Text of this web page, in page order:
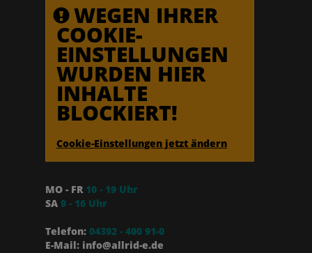
WEGEN IHRER
COOKIE-
EINSTELLUNGEN
WURDEN HIER
INHALTE
BLOCKIERT!
Cookie-Einstellungen jetzt ändern
MO - FR 10 - 19 Uhr
SA 9 - 16 Uhr
Telefon: 04392 - 400 91-0
E-Mail: info@allrid-e.de